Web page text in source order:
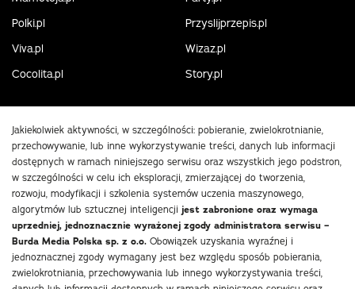
Polki.pl
Przyslijprzepis.pl
Viva.pl
Wizaz.pl
Cocolita.pl
Story.pl
Jakiekolwiek aktywności, w szczególności: pobieranie, zwielokrotnianie,
przechowywanie, lub inne wykorzystywanie treści, danych lub informacji
dostępnych w ramach niniejszego serwisu oraz wszystkich jego podstron,
w szczególności w celu ich eksploracji, zmierzającej do tworzenia,
rozwoju, modyfikacji i szkolenia systemów uczenia maszynowego,
algorytmów lub sztucznej inteligencji jest zabronione oraz wymaga
uprzedniej, jednoznacznie wyrażonej zgody administratora serwisu –
Burda Media Polska sp. z o.o. Obowiązek uzyskania wyraźnej i
jednoznacznej zgody wymagany jest bez względu sposób pobierania,
zwielokrotniania, przechowywania lub innego wykorzystywania treści,